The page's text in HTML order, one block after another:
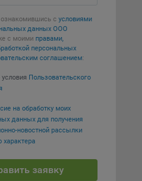
с условиями
данных ООО
с моими правами,
персональных
соглашением:
Пользовательского
на обработку моих
данных для получения
новостной рассылки
характера
заявку